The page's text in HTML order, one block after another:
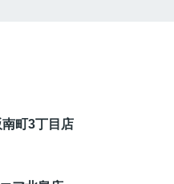
町3丁目店